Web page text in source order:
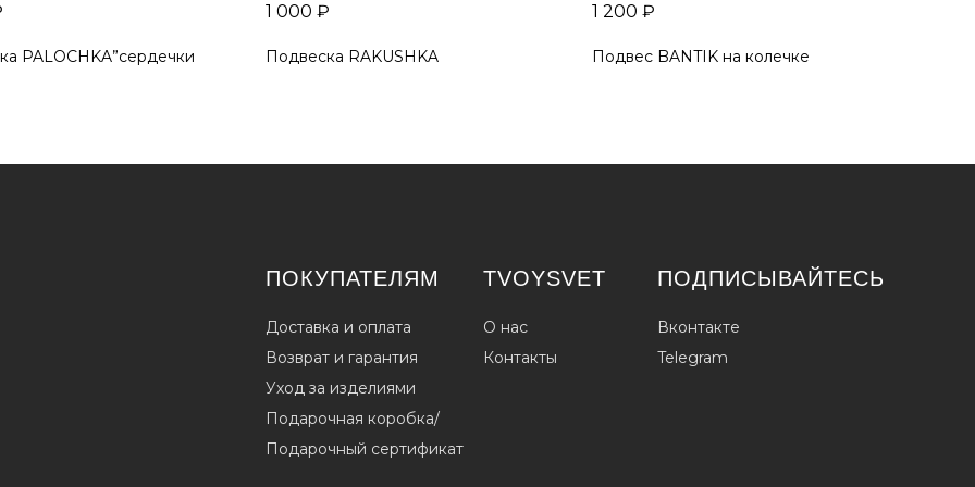
PALOCHKA”сердечки
1 000 ₽
Подвеска RAKUSHKA
1 200 ₽
Подвес BANTIK на колечке
ПОКУПАТЕЛЯМ
Доставка и оплата
Уход за изделиями
Подарочная коробка/
Подарочный сертификат
Возврат и гарантия
TVOYSVET
О нас
ПОДПИСЫВАЙТЕСЬ
Вконтакте
Telegram
Контакты